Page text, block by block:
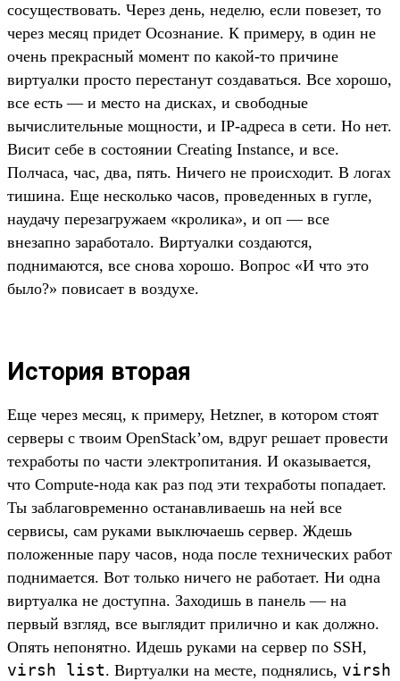
сосуществовать. Через день, неделю, если повезет, то
через месяц придет Осознание. К примеру, в один не
очень прекрасный момент по какой-то причине
виртуалки просто перестанут создаваться. Все хорошо,
все есть — и место на дисках, и свободные
вычислительные мощности, и IP-адреса в сети. Но нет.
Висит себе в состоянии Creating Instance, и все.
Полчаса, час, два, пять. Ничего не происходит. В логах
тишина. Еще несколько часов, проведенных в гугле,
наудачу перезагружаем «кролика», и оп — все
внезапно заработало. Виртуалки создаются,
поднимаются, все снова хорошо. Вопрос «И что это
было?» повисает в воздухе.
История вторая
Еще через месяц, к примеру, Hetzner, в котором стоят
серверы с твоим OpenStack’ом, вдруг решает провести
техработы по части электропитания. И оказывается,
что Compute-нода как раз под эти техработы попадает.
Ты заблаговременно останавливаешь на ней все
сервисы, сам руками выключаешь сервер. Ждешь
положенные пару часов, нода после технических работ
поднимается. Вот только ничего не работает. Ни одна
виртуалка не доступна. Заходишь в панель — на
первый взгляд, все выглядит прилично и как должно.
Опять непонятно. Идешь руками на сервер по SSH,
virsh list. Виртуалки на месте, поднялись, virsh